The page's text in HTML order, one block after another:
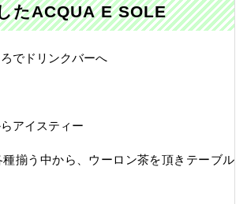
たACQUA E SOLE
でドリンクバーへ
アイスティー
種揃う中から、ウーロン茶を頂きテーブル